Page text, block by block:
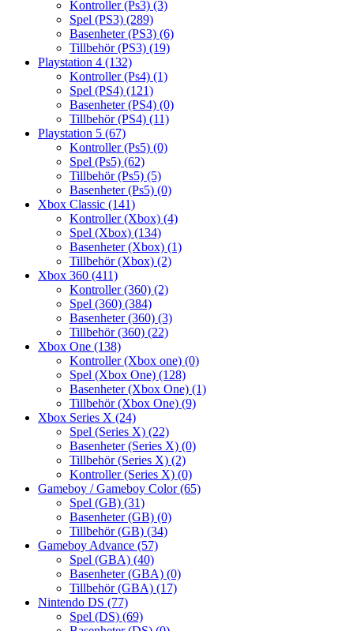
Kontroller (Ps3) (3)
Spel (PS3) (289)
Basenheter (PS3) (6)
Tillbehör (PS3) (19)
Playstation 4 (132)
Kontroller (Ps4) (1)
Spel (PS4) (121)
Basenheter (PS4) (0)
Tillbehör (PS4) (11)
Playstation 5 (67)
Kontroller (Ps5) (0)
Spel (Ps5) (62)
Tillbehör (Ps5) (5)
Basenheter (Ps5) (0)
Xbox Classic (141)
Kontroller (Xbox) (4)
Spel (Xbox) (134)
Basenheter (Xbox) (1)
Tillbehör (Xbox) (2)
Xbox 360 (411)
Kontroller (360) (2)
Spel (360) (384)
Basenheter (360) (3)
Tillbehör (360) (22)
Xbox One (138)
Kontroller (Xbox one) (0)
Spel (Xbox One) (128)
Basenheter (Xbox One) (1)
Tillbehör (Xbox One) (9)
Xbox Series X (24)
Spel (Series X) (22)
Basenheter (Series X) (0)
Tillbehör (Series X) (2)
Kontroller (Series X) (0)
Gameboy / Gameboy Color(65)
Spel (GB) (31)
Basenheter (GB) (0)
Tillbehör (GB) (34)
Gameboy Advance (57)
Spel (GBA) (40)
Basenheter (GBA) (0)
Tillbehör (GBA) (17)
Nintendo DS (77)
Spel (DS) (69)